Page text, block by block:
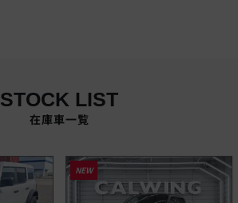
STOCK LIST
在庫車一覧
NEW